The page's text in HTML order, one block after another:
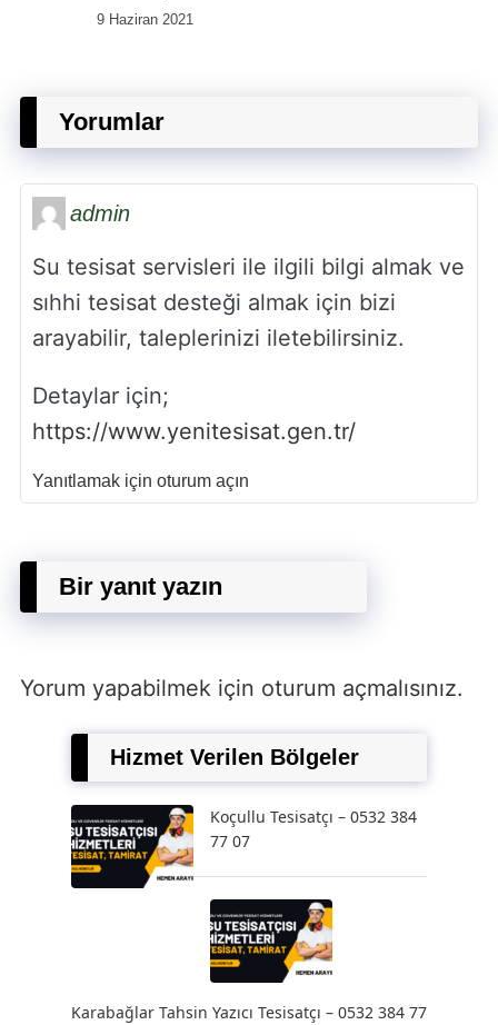
9 Haziran 2021
Yorumlar
admin
Su tesisat servisleri ile ilgili bilgi almak ve
sıhhi tesisat desteği almak için bizi
arayabilir, taleplerinizi iletebilirsiniz.
Detaylar için;
https://www.yenitesisat.gen.tr/
Yanıtlamak için oturum açın
Bir yanıt yazın
Yorum yapabilmek için oturum açmalısınız.
Hizmet Verilen Bölgeler
Koçullu Tesisatçı – 0532 384
77 07
Karabağlar Tahsin Yazıcı Tesisatçı – 0532 384 77